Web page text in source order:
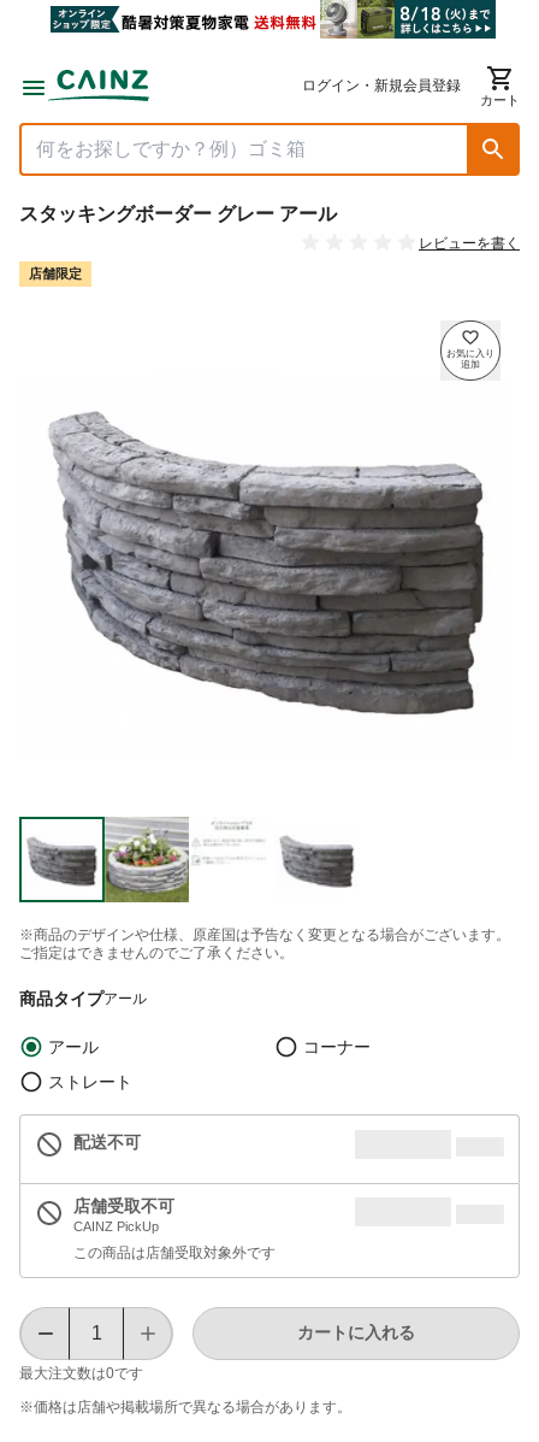
ログイン・新規会員登録
カート
スタッキングボーダー グレー アール
レビューを書く
店舗限定
※商品のデザインや仕様、原産国は予告なく変更となる場合がございます。
ご指定はできませんのでご了承ください。
商品タイプアール
アール
コーナー
ストレート
配送不可
店舗受取不可
CAINZ PickUp
この商品は店舗受取対象外です
最大注文数は0です
カートに入れる
※価格は​店舗や​掲載場所で​異なる​場合が​あります。